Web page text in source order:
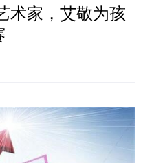
术家，艾敬为孩